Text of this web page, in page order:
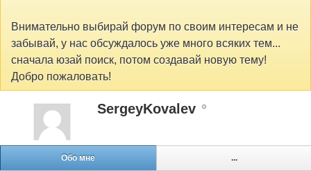
Внимательно выбирай форум по своим интересам и не
забывай, у нас обсуждалось уже много всяких тем...
сначала юзай поиск, потом создавай новую тему!
Добро пожаловать!
SergeyKovalev
Обо мне ...